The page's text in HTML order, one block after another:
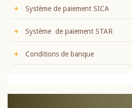
Système de paiement SICA
Système de paiement STAR
Conditions de banque